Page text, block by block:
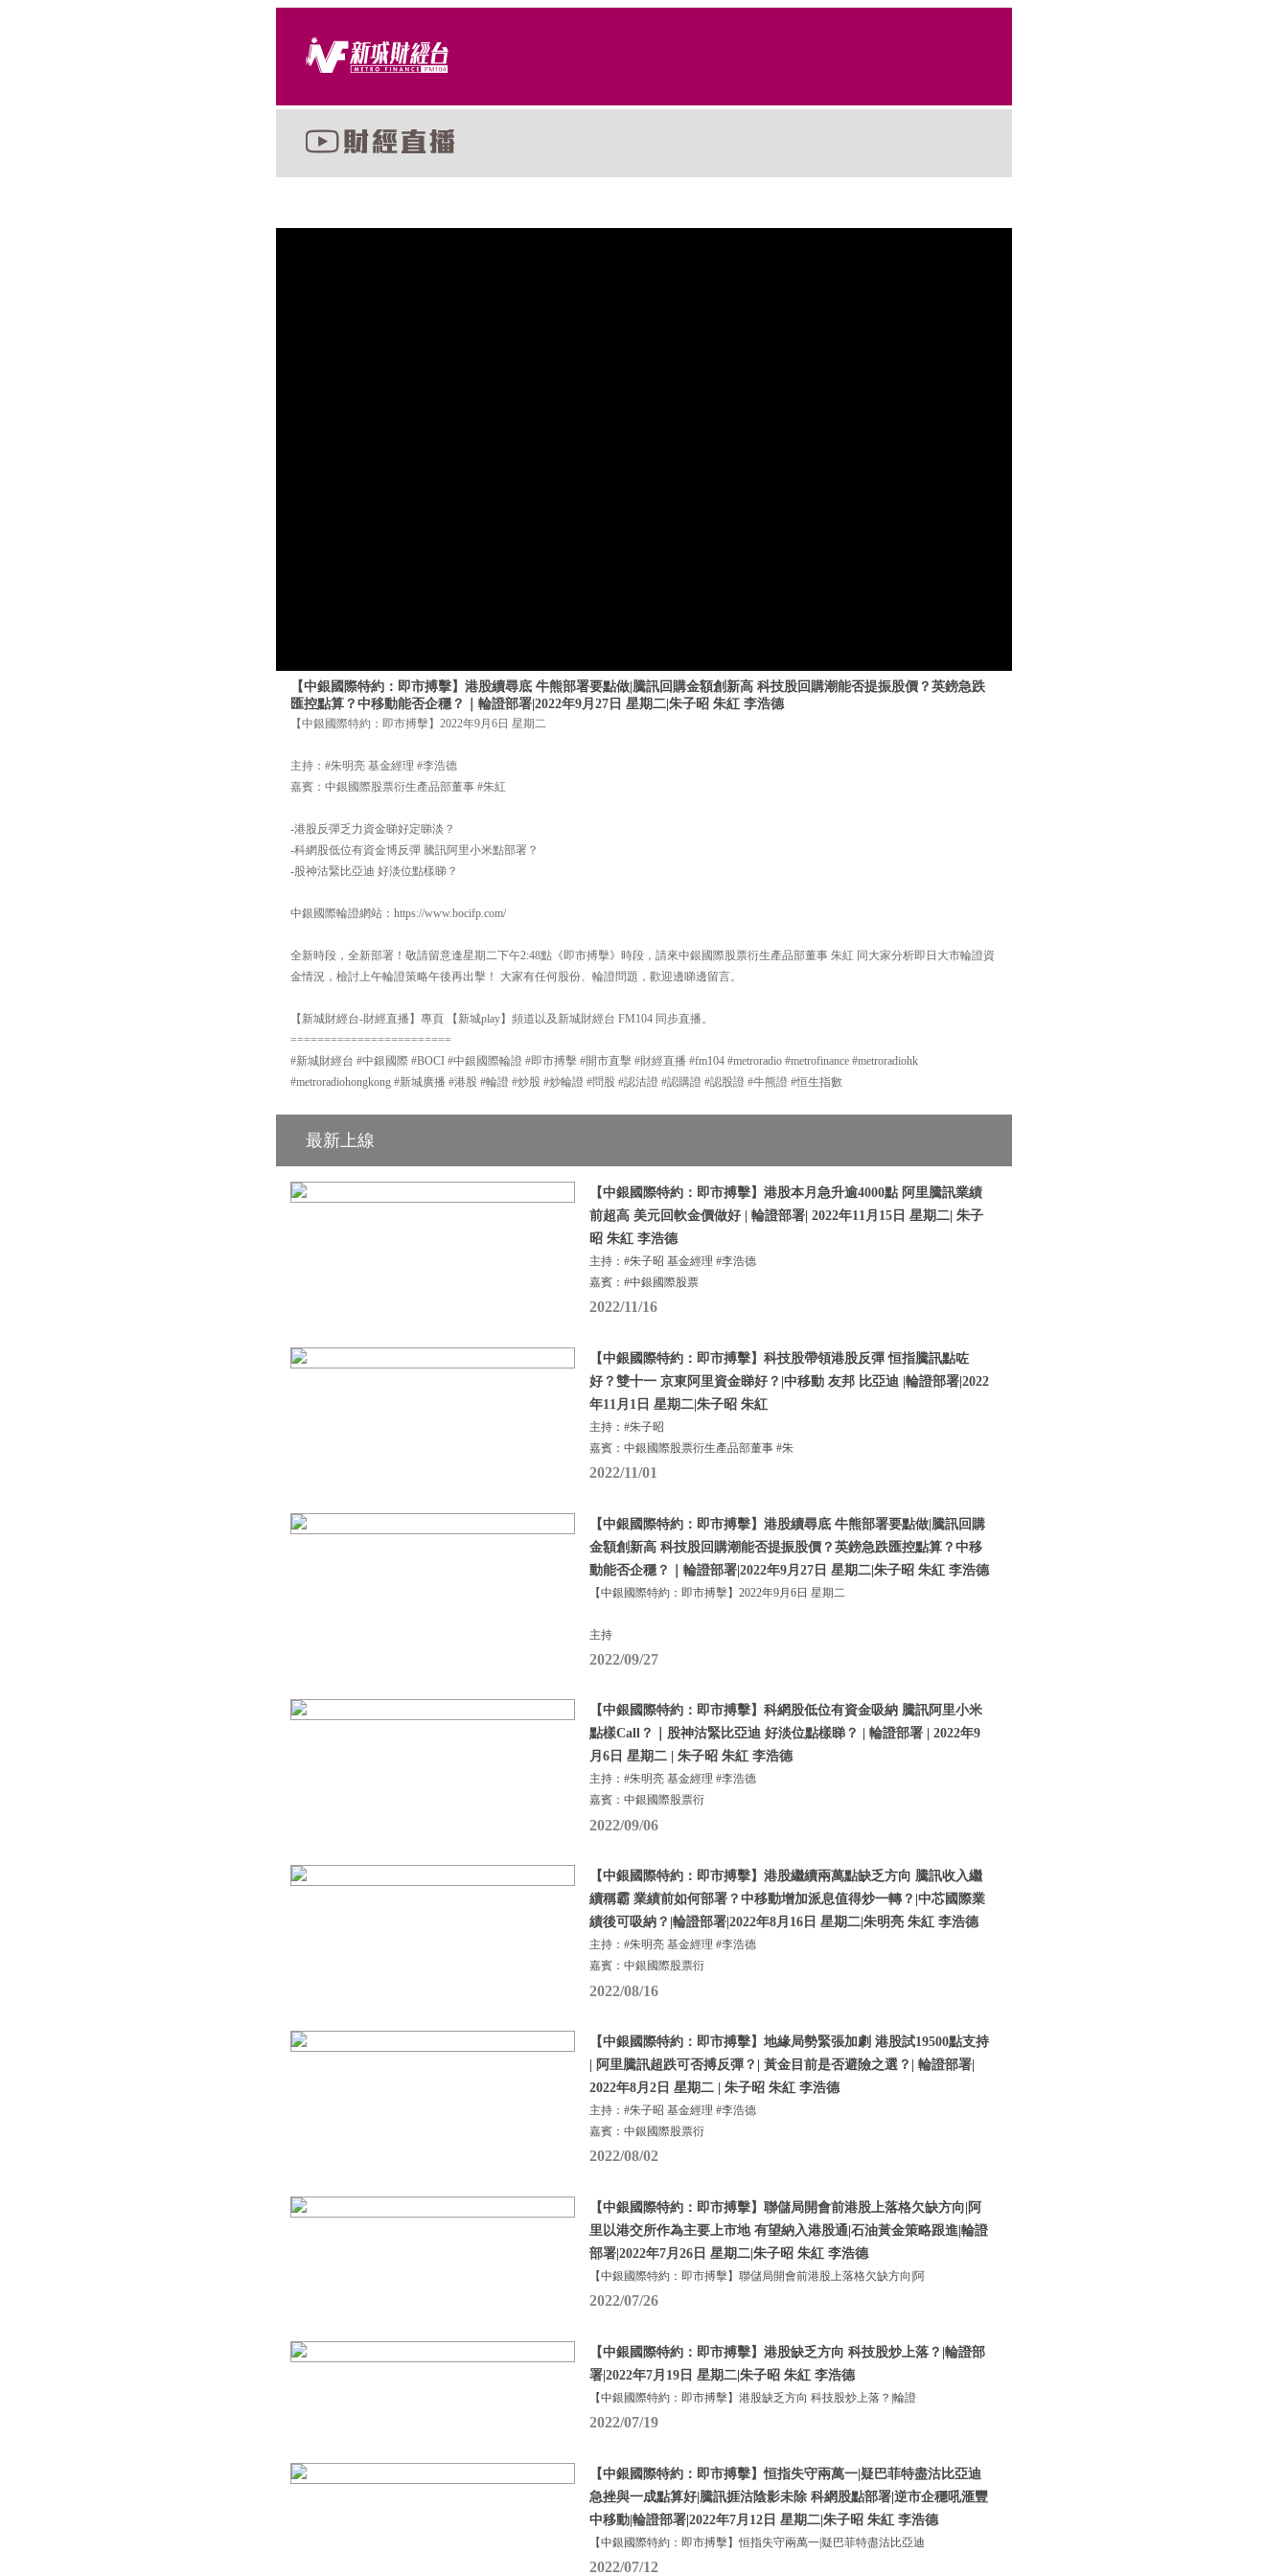
【中銀國際特約：即市搏擊】港股續尋底 牛熊部署要點做|騰訊回購金額創新高 科技股回購潮能否提振股價？英鎊急跌
匯控點算？中移動能否企穩？｜輪證部署|2022年9月27日 星期二|朱子昭 朱紅 李浩德
【中銀國際特約：即市搏擊】2022年9月6日 星期二
主持：#朱明亮 基金經理 #李浩德
嘉賓：中銀國際股票衍生產品部董事 #朱紅
-港股反彈乏力資金睇好定睇淡？
-科網股低位有資金博反彈 騰訊阿里小米點部署？
-股神沽緊比亞迪 好淡位點樣睇？
中銀國際輪證網站：https://www.bocifp.com/
全新時段，全新部署！敬請留意逢星期二下午2:48點《即市搏擊》時段，請來中銀國際股票衍生產品部董事 朱紅 同大家分析即日大市輪證資
金情況，檢討上午輪證策略午後再出擊！ 大家有任何股份、輪證問題，歡迎邊睇邊留言。
【新城財經台-財經直播】專頁 【新城play】頻道以及新城財經台 FM104 同步直播。
========================
#新城財經台 #中銀國際 #BOCI #中銀國際輪證 #即市搏擊 #開市直擊 #財經直播 #fm104 #metroradio #metrofinance #metroradiohk
#metroradiohongkong #新城廣播 #港股 #輪證 #炒股 #炒輪證 #問股 #認沽證 #認購證 #認股證 #牛熊證 #恒生指數
最新上線
【中銀國際特約：即市搏擊】港股本月急升逾4000點 阿里騰訊業績
前超高 美元回軟金價做好 | 輪證部署| 2022年11月15日 星期二| 朱子
昭 朱紅 李浩德
主持：#朱子昭 基金經理 #李浩德
嘉賓：#中銀國際股票
2022/11/16
【中銀國際特約：即市搏擊】科技股帶領港股反彈 恒指騰訊點咗
好？雙十一 京東阿里資金睇好？|中移動 友邦 比亞迪 |輪證部署|2022
年11月1日 星期二|朱子昭 朱紅
主持：#朱子昭
嘉賓：中銀國際股票衍生產品部董事 #朱
2022/11/01
【中銀國際特約：即市搏擊】港股續尋底 牛熊部署要點做|騰訊回購
金額創新高 科技股回購潮能否提振股價？英鎊急跌匯控點算？中移
動能否企穩？｜輪證部署|2022年9月27日 星期二|朱子昭 朱紅 李浩德
【中銀國際特約：即市搏擊】2022年9月6日 星期二
主持
2022/09/27
【中銀國際特約：即市搏擊】科網股低位有資金吸納 騰訊阿里小米
點樣Call？｜股神沽緊比亞迪 好淡位點樣睇？ | 輪證部署 | 2022年9
月6日 星期二 | 朱子昭 朱紅 李浩德
主持：#朱明亮 基金經理 #李浩德
嘉賓：中銀國際股票衍
2022/09/06
【中銀國際特約：即市搏擊】港股繼續兩萬點缺乏方向 騰訊收入繼
續稱霸 業績前如何部署？中移動增加派息值得炒一轉？|中芯國際業
績後可吸納？|輪證部署|2022年8月16日 星期二|朱明亮 朱紅 李浩德
主持：#朱明亮 基金經理 #李浩德
嘉賓：中銀國際股票衍
2022/08/16
【中銀國際特約：即市搏擊】地緣局勢緊張加劇 港股試19500點支持
| 阿里騰訊超跌可否搏反彈？| 黃金目前是否避險之選？| 輪證部署|
2022年8月2日 星期二 | 朱子昭 朱紅 李浩德
主持：#朱子昭 基金經理 #李浩德
嘉賓：中銀國際股票衍
2022/08/02
【中銀國際特約：即市搏擊】聯儲局開會前港股上落格欠缺方向|阿
里以港交所作為主要上市地 有望納入港股通|石油黃金策略跟進|輪證
部署|2022年7月26日 星期二|朱子昭 朱紅 李浩德
【中銀國際特約：即市搏擊】聯儲局開會前港股上落格欠缺方向|阿
2022/07/26
【中銀國際特約：即市搏擊】港股缺乏方向 科技股炒上落？|輪證部
署|2022年7月19日 星期二|朱子昭 朱紅 李浩德
【中銀國際特約：即市搏擊】港股缺乏方向 科技股炒上落？|輪證
2022/07/19
【中銀國際特約：即市搏擊】恒指失守兩萬一|疑巴菲特盡沽比亞迪
急挫與一成點算好|騰訊捱沽陰影未除 科網股點部署|逆市企穩吼滙豐
中移動|輪證部署|2022年7月12日 星期二|朱子昭 朱紅 李浩德
【中銀國際特約：即市搏擊】恒指失守兩萬一|疑巴菲特盡沽比亞迪
2022/07/12